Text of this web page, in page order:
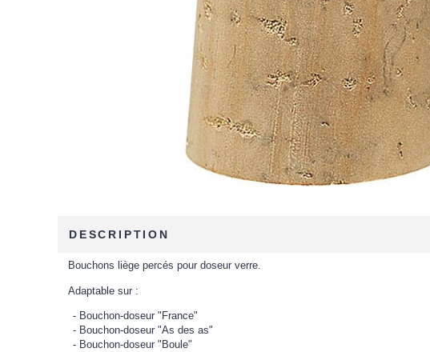
DESCRIPTION
Bouchons liège percés pour doseur verre.
Adaptable sur :
Bouchon-doseur "France"
Bouchon-doseur "As des as"
Bouchon-doseur "Boule"